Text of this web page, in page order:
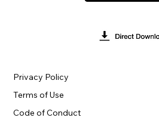
Terms of Use
Privacy Policy
Code of Conduct